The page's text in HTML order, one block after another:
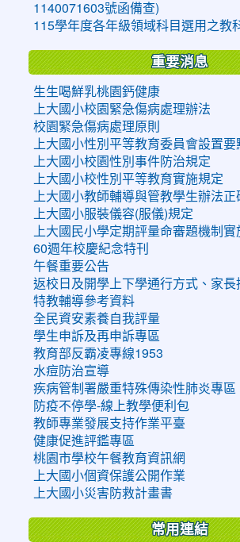
1140071603號函備查)
115學年度各年級領域科目選用之教
重要消息
生生喝鮮乳桃園鈣健康
上大國小校園緊急傷病處理辦法
校園緊急傷病處理原則
上大國小性別平等教育委員會設置要
上大國小校園性別事件防治規定
上大國小校性別平等教育實施規定
上大國小教師輔導與管教學生辦法正
上大國小服裝儀容(服儀)規定
上大國民小學定期評量命審題機制實
60週年校慶紀念特刊
午餐重要公告
返校日及開學上下學通行方式、家長
特教輔導參考資料
全民資安素養自我評量
學生申訴及再申訴專區
教育部反霸凌專線1953
水痘防治宣導
疾病管制署嚴重特殊傳染性肺炎專區
防疫不停學-線上教學便利包
教師專業發展支持作業平臺
健康促進評鑑專區
桃園市學校午餐教育資訊網
上大國小個資保護公開作業
上大國小災害防救計畫書
常用連結